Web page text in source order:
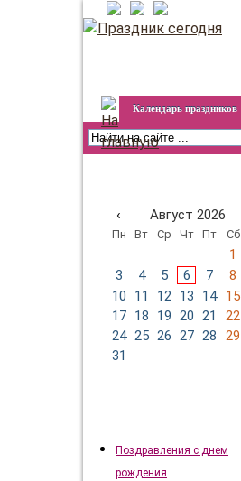
Календарь праздников
‹ Август 2026
Пн Вт Ср Чт Пт Сб
1
3
4 5 6 7 8
10
11 12 13 14 15
17 18 19 20 21 22
24 25 26 27 28 29
31
Поздравления с днем
рождения